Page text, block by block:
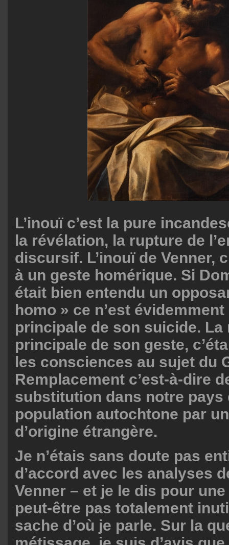
L’inouï c’est la pure
la révélation, la rupture de
discursif. L’inouï de Venner,
à un geste homérique. Si
était bien entendu un
homo » ce n’est
principale de son suicide. La
principale de son geste,
les consciences au sujet du
Remplacement c’est-à-dire
substitution dans notre pays
population autochtone par
d’origine étrangère.
Je n’étais sans doute pas
d’accord avec les analyses
Venner – et je le dis pour
peut-être pas totalement
sache d’où je parle. Sur la